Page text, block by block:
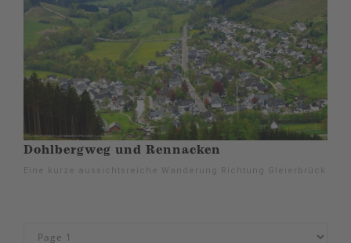
Dohlbergweg und Rennacken
Eine kurze aussichtsreiche Wanderung Richtung Gleierbrück